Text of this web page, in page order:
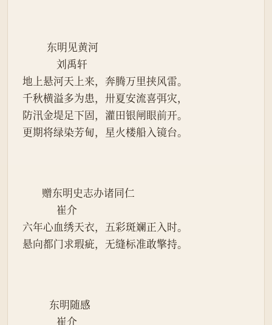
          东明见黄河
              刘禹轩
地上悬河天上来，奔腾万里挟风雷。
千秋横溢多为患，卅夏安流喜弭灾，
防汛金堤足下固，灌田银闸眼前开。
更期将绿染芳甸，星火楼船入镜台。
        赠东明史志办诸同仁
              崔介
六年心血绣天衣，五彩斑斓正入时。
悬向都门求瑕疵，无缝标准敢擎持。
           东明随感
              崔介